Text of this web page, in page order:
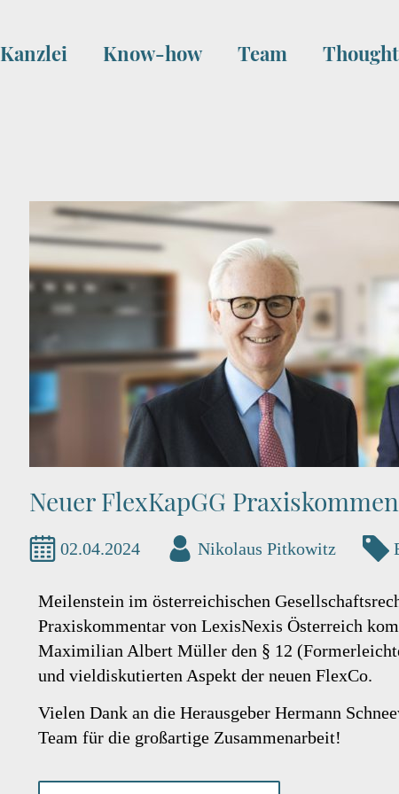
Kanzlei Know-how Team
Neuer FlexKapGG
02.04.2024 Nikolaus Pitkowitz
Meilenstein im österreichischen
Praxiskommentar von LexisNexis Österreich
Maximilian Albert Müller den § 12
und vieldiskutierten Aspekt der neuen FlexCo.
Vielen Dank an die Herausgeber Hermann
Team für die großartige Zusammenarbeit!